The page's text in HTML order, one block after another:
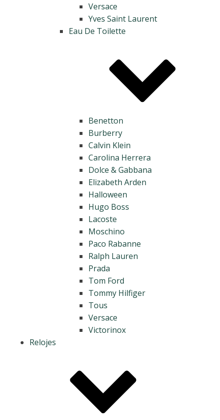
Versace
Yves Saint Laurent
Eau De Toilette
Benetton
Burberry
Calvin Klein
Carolina Herrera
Dolce & Gabbana
Elizabeth Arden
Halloween
Hugo Boss
Lacoste
Moschino
Paco Rabanne
Ralph Lauren
Prada
Tom Ford
Tommy Hilfiger
Tous
Versace
Victorinox
Relojes